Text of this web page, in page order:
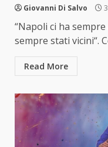
Giovanni Di Salvo
“Napoli ci ha
sempre stati vicini“.
Read More